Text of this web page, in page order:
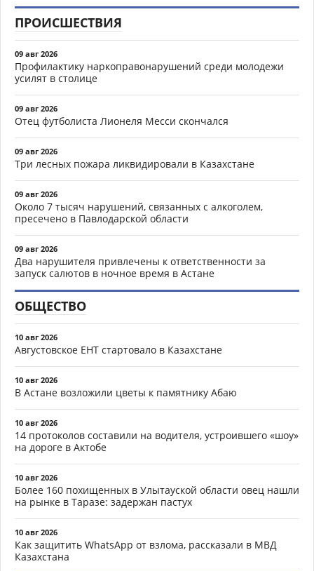
ПРОИСШЕСТВИЯ
09 авг 2026
Профилактику наркоправонарушений среди молодежи
усилят в столице
09 авг 2026
Отец футболиста Лионеля Месси скончался
09 авг 2026
Три лесных пожара ликвидировали в Казахстане
09 авг 2026
Около 7 тысяч нарушений, связанных с алкоголем,
пресечено в Павлодарской области
09 авг 2026
Два нарушителя привлечены к ответственности за
запуск салютов в ночное время в Астане
ОБЩЕСТВО
10 авг 2026
Августовское ЕНТ стартовало в Казахстане
10 авг 2026
В Астане возложили цветы к памятнику Абаю
10 авг 2026
14 протоколов составили на водителя, устроившего «шоу»
на дороге в Актобе
10 авг 2026
Более 160 похищенных в Улытауской области овец нашли
на рынке в Таразе: задержан пастух
10 авг 2026
Как защитить WhatsApp от взлома, рассказали в МВД
Казахстана